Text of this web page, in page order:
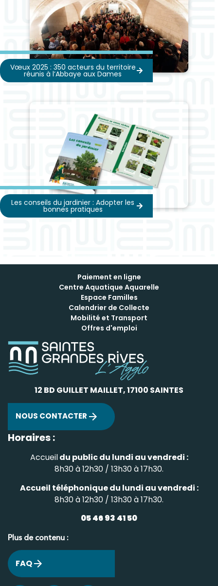
Vœux 2025 : 350 acteurs du territoire
réunis à l’Abbaye aux Dames
Les conseils du jardinier : Adopter les
bonnes pratiques
Paiement en ligne
Centre Aquatique Aquarelle
Espace Familles
Calendrier de Collecte
Mobilité et Transport
Offres d'emploi
12 BD GUILLET MAILLET, 17100 SAINTES
NOUS CONTACTER
Horaires :
Accueildu public du lundi au vendredi :
8h30 à 12h30 / 13h30 à 17h30.
Accueil téléphonique du lundi au vendredi :
8h30 à 12h30 / 13h30 à 17h30.
05 46 93 41 50
Plus de contenu :
FAQ